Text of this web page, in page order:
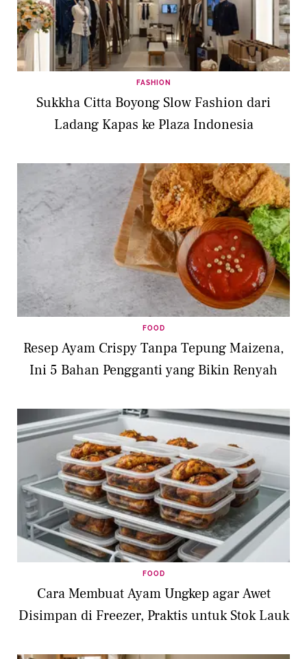
FASHION
Sukkha Citta Boyong Slow Fashion dari
Ladang Kapas ke Plaza Indonesia
FOOD
Resep Ayam Crispy Tanpa Tepung Maizena,
Ini 5 Bahan Pengganti yang Bikin Renyah
FOOD
Cara Membuat Ayam Ungkep agar Awet
Disimpan di Freezer, Praktis untuk Stok Lauk